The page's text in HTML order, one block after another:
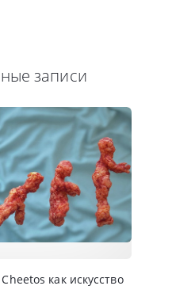
записи
как искусство